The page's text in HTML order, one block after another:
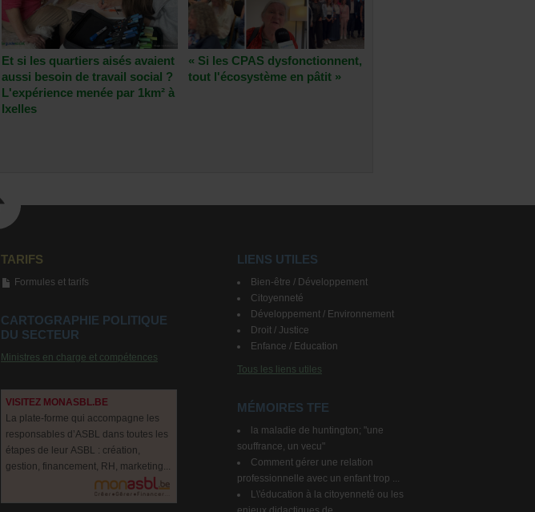
Et si les quartiers aisés avaient
aussi besoin de travail social ?
L'expérience menée par 1km² à
Ixelles
« Si les CPAS dysfonctionnent,
tout l'écosystème en pâtit »
TARIFS
Formules et tarifs
CARTOGRAPHIE POLITIQUE
DU SECTEUR
Ministres en charge et compétences
VISITEZ MONASBL.BE
La plate-forme qui accompagne les
responsables d’ASBL dans toutes les
étapes de leur ASBL : création,
gestion, financement, RH, marketing...
LIENS UTILES
Bien-être / Développement
Citoyenneté
Développement / Environnement
Droit / Justice
Enfance / Education
Tous les liens utiles
MÉMOIRES TFE
la maladie de huntington; "une
souffrance, un vecu"
Comment gérer une relation
professionnelle avec un enfant trop ...
L\'éducation à la citoyenneté ou les